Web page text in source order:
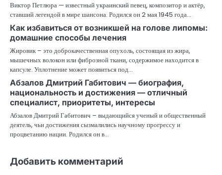
Виктор Петлюра — известный украинский певец, композитор и актёр,
ставший легендой в мире шансона. Родился он 2 мая 1945 года…
Как избавиться от возникшей на голове липомы:
домашние способы лечения
Жировик – это доброкачественная опухоль, состоящая из жира,
мышечных волокон или фиброзной ткани, содержимое находится в
капсуле. Уплотнение может появиться под…
Абзалов Дмитрий Габитович — биография,
национальность и достижения — отличный
специалист, приоритеты, интересы
Абзалов Дмитрий Габитович – выдающийся ученый и общественный
деятель, чьи достижения сызмалились научному прогрессу и
процветанию нации. Родился он в…
Добавить комментарий